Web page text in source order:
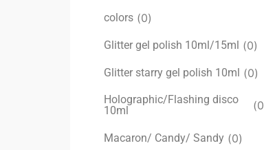
colors (0)
Glitter gel polish 10ml/15ml (0)
Glitter starry gel polish 10ml (0)
Holographic/Flashing disco
10ml
(0
Macaron/ Candy/ Sandy (0)